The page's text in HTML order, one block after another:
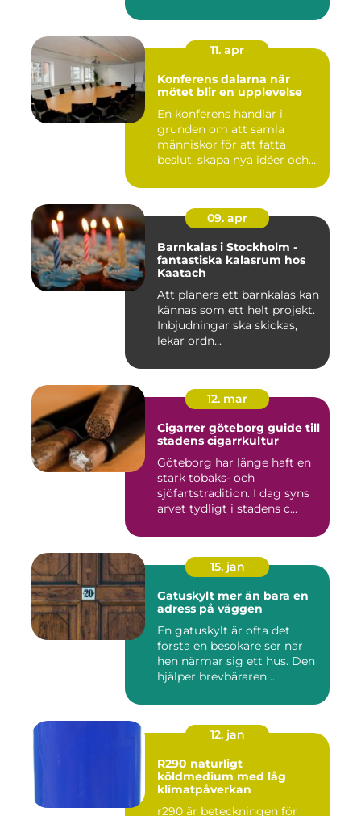
11. apr
Konferens dalarna när
mötet blir en upplevelse
En konferens handlar i
grunden om att samla
människor för att fatta
beslut, skapa nya idéer och
09. apr
Barnkalas i Stockholm -
fantastiska kalasrum hos
Kaatach
Att planera ett barnkalas kan
kännas som ett helt projekt.
Inbjudningar ska skickas,
lekar ordn...
12. mar
Cigarrer göteborg guide till
stadens cigarrkultur
Göteborg har länge haft en
stark tobaks- och
sjöfartstradition. I dag syns
arvet tydligt i stadens c...
15. jan
Gatuskylt mer än bara en
adress på väggen
En gatuskylt är ofta det
första en besökare ser när
hen närmar sig ett hus. Den
hjälper brevbäraren ...
12. jan
R290 naturligt
köldmedium med låg
klimatpåverkan
r290 är beteckningen för